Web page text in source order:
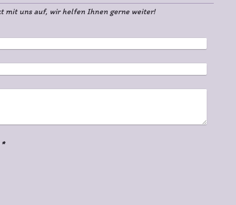
mit uns auf, wir helfen Ihnen gerne weiter!
Captcha (Spam-Schutz-Code): *